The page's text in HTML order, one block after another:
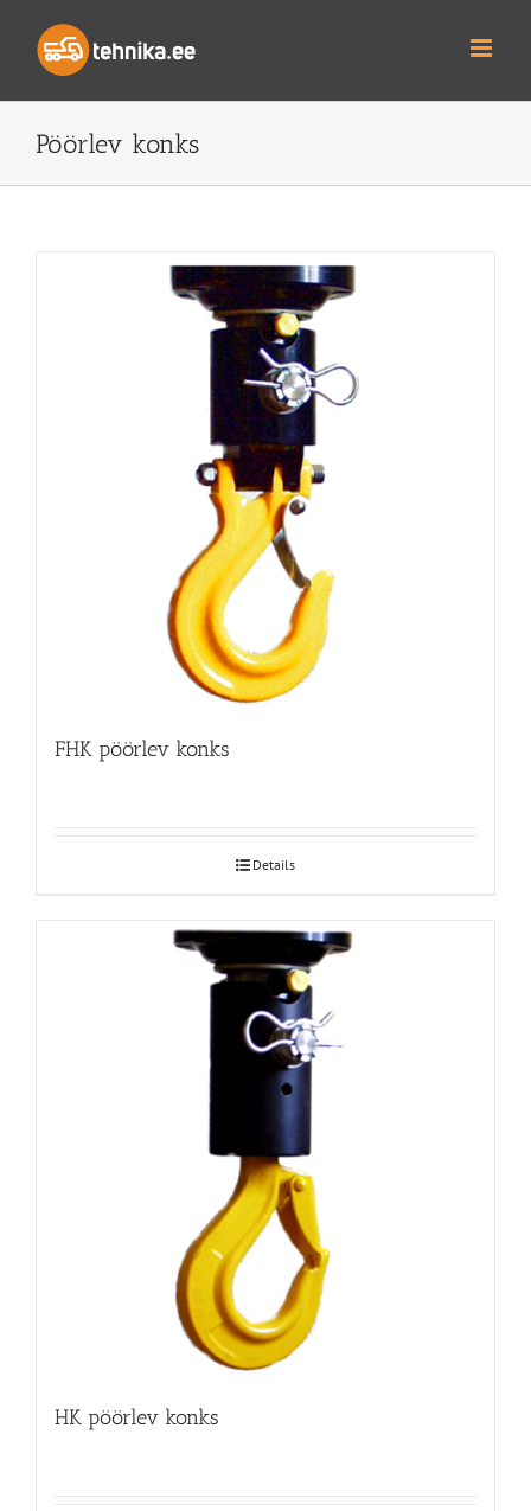
content
Pöörlev konks
FHK pöörlev konks
Details
HK pöörlev konks